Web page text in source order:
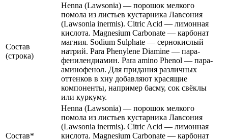
Состав
(строка)
Henna (Lawsonia) — порошок мелкого
помола из листьев кустарника Лавсония
(Lawsonia inermis). Citric Acid — лимонная
кислота. Magnesium Carbonate — карбонат
магния. Sodium Sulphate — сернокислый
натрий. Para Phenylene Diamine — пара-
фенилендиамин. Para amino Phenol — пара-
аминофенол. Для придания различных
оттенков в хну добавляют красящие
компоненты, например басму, сок свёклы
или куркуму.
Состав*
Henna (Lawsonia) — порошок мелкого
помола из листьев кустарника Лавсония
(Lawsonia inermis). Citric Acid — лимонная
кислота. Magnesium Carbonate — карбонат